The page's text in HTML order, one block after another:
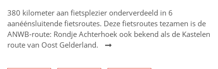
380 kilometer aan fietsplezier onderverdeeld in 6
aanéénsluitende fietsroutes. Deze fietsroutes tezamen is de
ANWB-route: Rondje Achterhoek ook bekend als de Kastelen
route van Oost Gelderland.